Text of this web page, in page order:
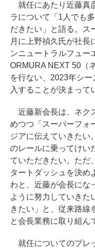
就任にあたり近藤真
ラについて「1人でも
だきたい」と語る。ス
月に上野禎久氏が社長
ンニュートラルフュー
ORMURA NEXT 50（
を行ない、2023年シ
入することが決まって
近藤新会長は、ネク
めつつ「スーパーフォ
ジアに伝えていきたい
のレールに乗ってけい
ていただきたい。ただ
タートダッシュを決め
わと、近藤が会長にな
ように努力していきた
きたい」と、従来路線
と会長業務に取り組ん
就任についてのプレ